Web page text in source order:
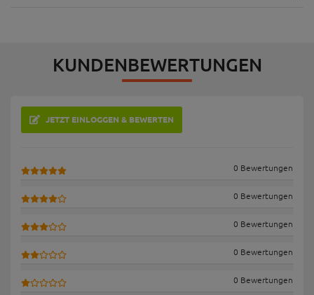
KUNDENBEWERTUNGEN
JETZT EINLOGGEN & BEWERTEN
0 Bewertungen
0 Bewertungen
0 Bewertungen
0 Bewertungen
0 Bewertungen